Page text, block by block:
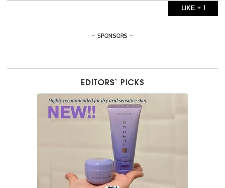
LIKE + 1
- SPONSORS -
EDITORS’ PICKS